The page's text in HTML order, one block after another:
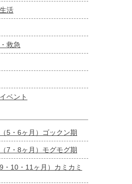
活
救急
ベント
5・6ヶ月）ゴックン期
7・8ヶ月）モグモグ期
・10・11ヶ月）カミカミ